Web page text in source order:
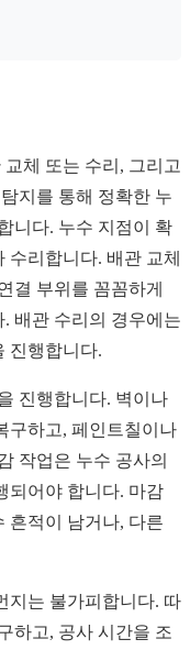
체 또는 수리, 그리고
지를 통해 정확한 누
니다. 누수 지점이 확
리합니다. 배관 교체
결 부위를 꼼꼼하게
배관 수리의 경우에는
진행합니다.
진행합니다. 벽이나
구하고, 페인트칠이나
작업은 누수 공사의
되어야 합니다. 마감
흔적이 남거나, 다른
지는 불가피합니다. 따
하고, 공사 시간을 조